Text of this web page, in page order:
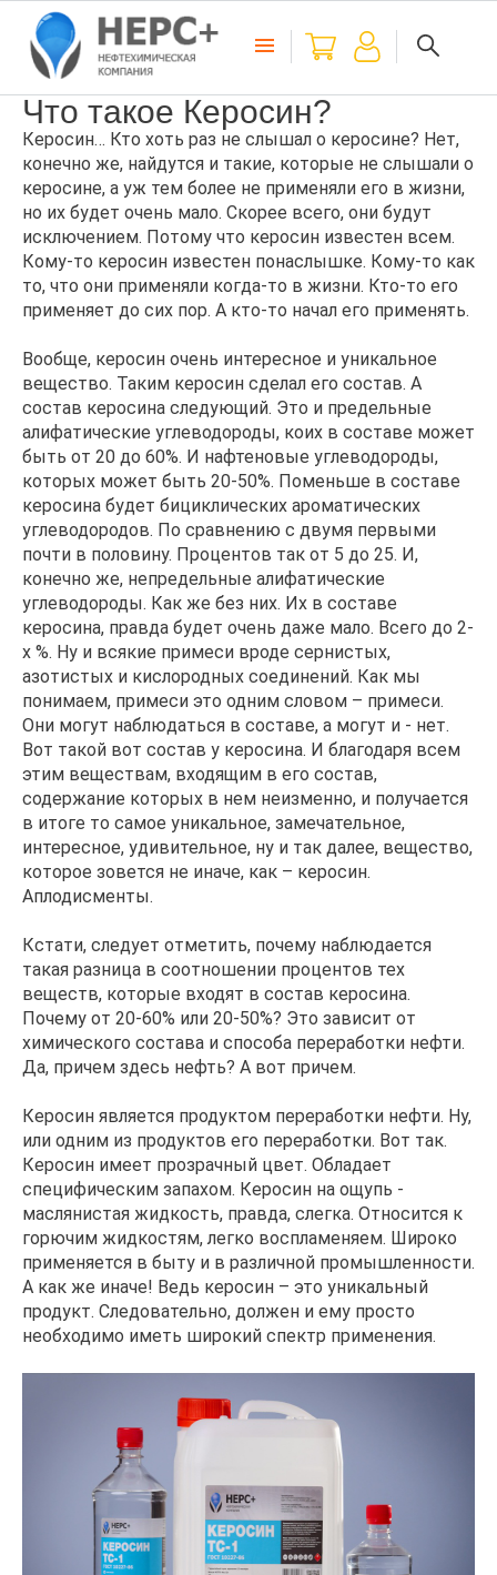
Что такое Керосин?
Керосин… Кто хоть раз не слышал о керосине? Нет,
конечно же, найдутся и такие, которые не слышали о
керосине, а уж тем более не применяли его в жизни,
но их будет очень мало. Скорее всего, они будут
исключением. Потому что керосин известен всем.
Кому-то керосин известен понаслышке. Кому-то как
то, что они применяли когда-то в жизни. Кто-то его
применяет до сих пор. А кто-то начал его применять.
Вообще, керосин очень интересное и уникальное
вещество. Таким керосин сделал его состав. А
состав керосина следующий. Это и предельные
алифатические углеводороды, коих в составе может
быть от 20 до 60%. И нафтеновые углеводороды,
которых может быть 20-50%. Поменьше в составе
керосина будет бициклических ароматических
углеводородов. По сравнению с двумя первыми
почти в половину. Процентов так от 5 до 25. И,
конечно же, непредельные алифатические
углеводороды. Как же без них. Их в составе
керосина, правда будет очень даже мало. Всего до 2-
х %. Ну и всякие примеси вроде сернистых,
азотистых и кислородных соединений. Как мы
понимаем, примеси это одним словом – примеси.
Они могут наблюдаться в составе, а могут и - нет.
Вот такой вот состав у керосина. И благодаря всем
этим веществам, входящим в его состав,
содержание которых в нем неизменно, и получается
в итоге то самое уникальное, замечательное,
интересное, удивительное, ну и так далее, вещество,
которое зовется не иначе, как – керосин.
Аплодисменты.
Кстати, следует отметить, почему наблюдается
такая разница в соотношении процентов тех
веществ, которые входят в состав керосина.
Почему от 20-60% или 20-50%? Это зависит от
химического состава и способа переработки нефти.
Да, причем здесь нефть? А вот причем.
Керосин является продуктом переработки нефти. Ну,
или одним из продуктов его переработки. Вот так.
Керосин имеет прозрачный цвет. Обладает
специфическим запахом. Керосин на ощупь -
маслянистая жидкость, правда, слегка. Относится к
горючим жидкостям, легко воспламеняем. Широко
применяется в быту и в различной промышленности.
А как же иначе! Ведь керосин – это уникальный
продукт. Следовательно, должен и ему просто
необходимо иметь широкий спектр применения.